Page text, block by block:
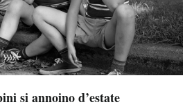
si annoino d’estate